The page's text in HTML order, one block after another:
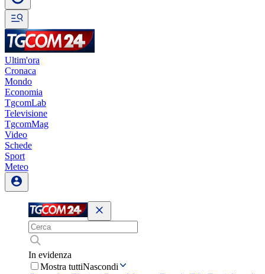
Ultim'ora
Cronaca
Mondo
Economia
TgcomLab
Televisione
TgcomMag
Video
Schede
Sport
Meteo
In evidenza
Mostra tuttiNascondi